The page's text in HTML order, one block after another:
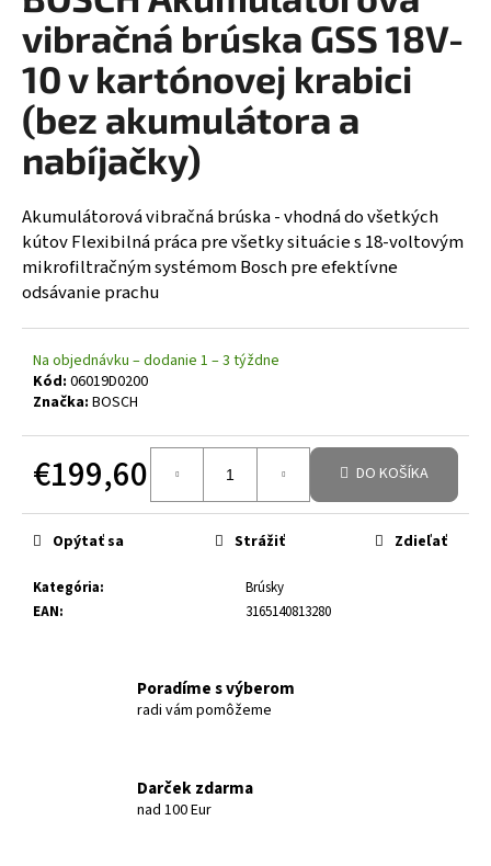
vibračná brúska GSS 18V-
10 v kartónovej krabici
(bez akumulátora a
nabíjačky)
Akumulátorová vibračná brúska - vhodná do všetkých
kútov Flexibilná práca pre všetky situácie s 18-voltovým
mikrofiltračným systémom Bosch pre efektívne
odsávanie prachu
Na objednávku – dodanie 1 – 3 týždne
Kód: 06019D0200
Značka: BOSCH
€199,60 DO KOŠÍKA
Kategória:
Brúsky
EAN: 3165140813280
Opýtať sa Strážiť Zdieľať
Poradíme s výberom
radi vám pomôžeme
Darček zdarma
nad 100 Eur
á
j
s
ť
?
HĽADAŤ